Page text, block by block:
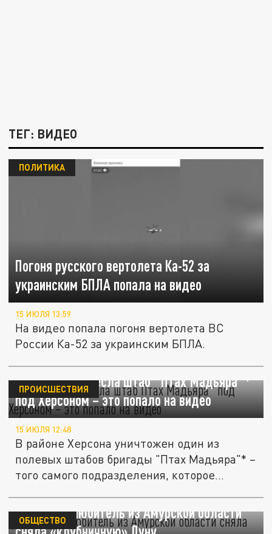
ТЕГ: ВИДЕО
Погоня русского вертолета Ка-52 за
украинским БПЛА попала на видео
ПОЛИТИКА
15 ИЮЛЯ 13:59
На видео попала погоня вертолета ВС
России Ка-52 за украинским БПЛА.
ФАБ-3000 разнесла штаб "Птах Мадьяра"*
под Херсоном – это попало на видео
ПРОИСШЕСТВИЯ
15 ИЮЛЯ 12:48
В районе Херсона уничтожен один из
полевых штабов бригады "Птах Мадьяра"* –
того самого подразделения, которое...
Астроном-любитель из Амурской области
ОБЩЕСТВО